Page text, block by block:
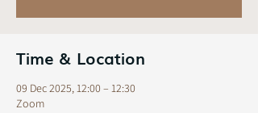
Time & Location
09 Dec 2025, 12:00 – 12:30
Zoom